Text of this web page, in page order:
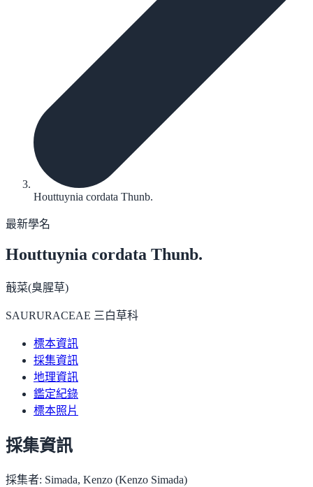
Houttuynia cordata Thunb.
最新學名
Houttuynia cordata Thunb.
蕺菜(臭腥草)
SAURURACEAE 三白草科
標本資訊
採集資訊
地理資訊
鑑定紀錄
標本照片
採集資訊
採集者: Simada, Kenzo (Kenzo Simada)